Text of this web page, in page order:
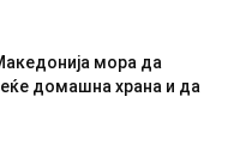
мора да
домашна храна и да